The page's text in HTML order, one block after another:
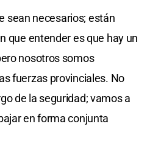
sean necesarios; están
que entender es que hay un
nosotros somos
fuerzas provinciales. No
de la seguridad; vamos a
en forma conjunta